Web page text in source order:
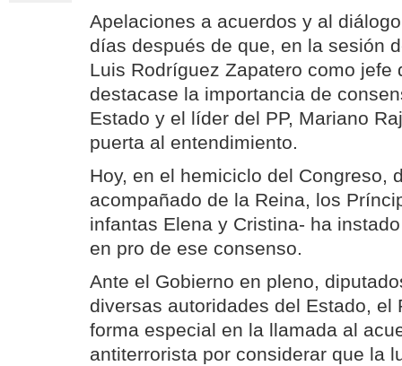
Apelaciones a acuerdos y al
días después de que, en la sesión
Luis Rodríguez Zapatero como jefe
destacase la importancia de
Estado y el líder del PP, Mariano
puerta al entendimiento.
Hoy, en el hemiciclo del Congreso,
acompañado de la Reina, los
infantas Elena y Cristina- ha
en pro de ese consenso.
Ante el Gobierno en pleno,
diversas autoridades del Estado, el
forma especial en la llamada al
antiterrorista por considerar que la